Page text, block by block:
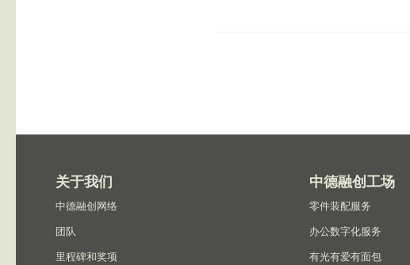
关于我们
中德融创网络
团队
里程碑和奖项
中德融创工场
零件装配服务
办公数字化服务
有光有爱有面包